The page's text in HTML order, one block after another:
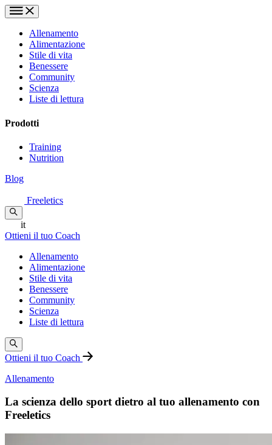
Allenamento
Alimentazione
Stile di vita
Benessere
Community
Scienza
Liste di lettura
Prodotti
Training
Nutrition
Blog
Freeletics
it
Ottieni il tuo Coach
Allenamento
Alimentazione
Stile di vita
Benessere
Community
Scienza
Liste di lettura
Ottieni il tuo Coach
Allenamento
La scienza dello sport dietro al tuo allenamento con
Freeletics